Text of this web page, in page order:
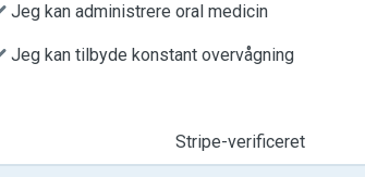
Jeg kan administrere oral medicin
Jeg kan tilbyde konstant overvågning
Stripe-verificeret